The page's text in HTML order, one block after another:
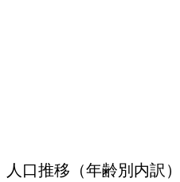
人口推移（年齢別内訳）